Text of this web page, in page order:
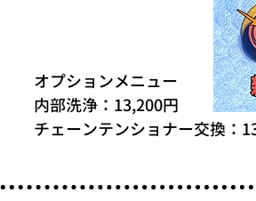
オプションメニュー
内部洗浄：13,200円
チェーンテンショナー交換：